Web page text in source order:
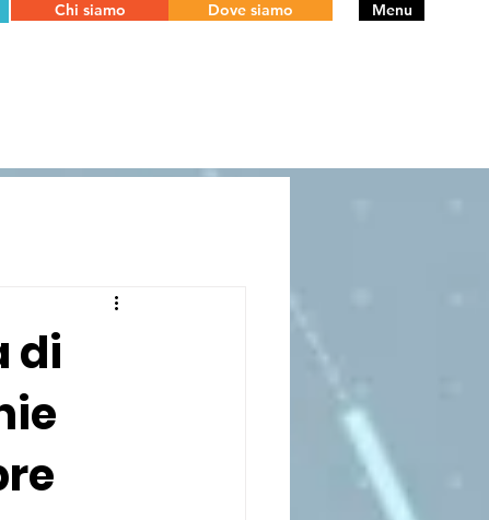
Chi siamo Dove siamo Menu
di